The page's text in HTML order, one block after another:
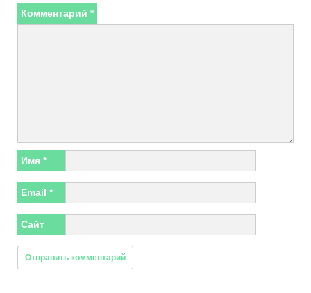
Комментарий *
Имя *
Email *
Сайт